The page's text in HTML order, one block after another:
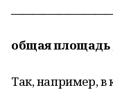
общая
Так, например, в